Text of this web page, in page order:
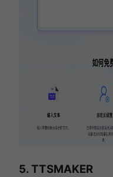
5. TTSMAKER